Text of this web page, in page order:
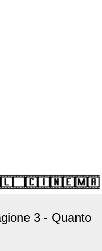
3 - Quanto